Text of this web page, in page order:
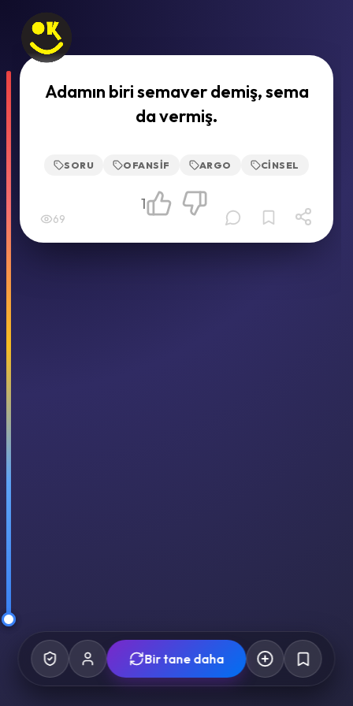
Adamın biri semaver demiş, sema
da vermiş.
SORU OFANSIF ARGO CINSEL
69
1
Bir tane daha